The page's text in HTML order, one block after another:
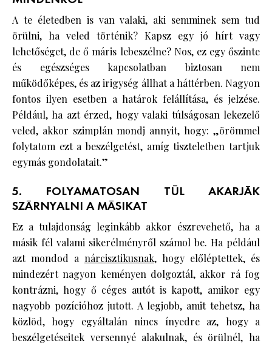
A te életedben is van valaki, aki semminek sem tud
örülni, ha veled történik? Kapsz egy jó hírt vagy
lehetőséget, de ő máris lebeszélne? Nos, ez egy őszinte
és egészséges kapcsolatban biztosan nem
működőképes, és az irigység állhat a háttérben. Nagyon
fontos ilyen esetben a határok felállítása, és jelzése.
Például, ha azt érzed, hogy valaki túlságosan lekezelő
veled, akkor szimplán mondj annyit, hogy: „örömmel
folytatom ezt a beszélgetést, amíg tiszteletben tartjuk
egymás gondolatait.”
5. FOLYAMATOSAN TÚL AKARJÁK
SZÁRNYALNI A MÁSIKAT
Ez a tulajdonság leginkább akkor észrevehető, ha a
másik fél valami sikerélményről számol be. Ha például
azt mondod a nárcisztikusnak, hogy előléptettek, és
mindezért nagyon keményen dolgoztál, akkor rá fog
kontrázni, hogy ő céges autót is kapott, amikor egy
nagyobb pozícióhoz jutott. A legjobb, amit tehetsz, ha
közlöd, hogy egyáltalán nincs ínyedre az, hogy a
beszélgetéseitek versennyé alakulnak, és örülnél, ha